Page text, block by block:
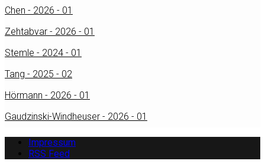
Chen - 2026 - 01
Zehtabvar - 2026 - 01
Stemle - 2024 - 01
Tang - 2025 - 02
Hörmann - 2026 - 01
Gaudzinski-Windheuser - 2026 - 01
Impressum
RSS Feed